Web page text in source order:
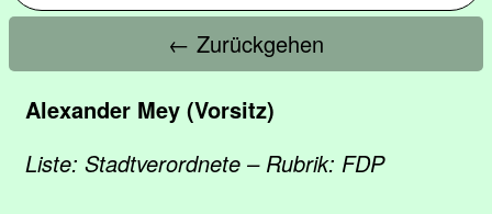
← Zurückgehen
Alexander Mey (Vorsitz)
Liste: Stadtverordnete – Rubrik: FDP